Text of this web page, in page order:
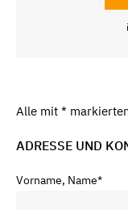
Alle mit *
ADRESSE UND
Vorname, Name*